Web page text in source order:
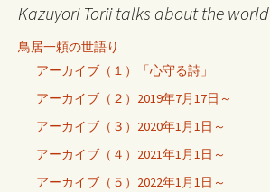
Kazuyori Torii talks about the world
鳥居一頼の世語り
アーカイブ（１）「心守る詩」
アーカイブ（２）2019年7月17日～
アーカイブ（３）2020年1月1日～
アーカイブ（４）2021年1月1日～
アーカイブ（５）2022年1月1日～